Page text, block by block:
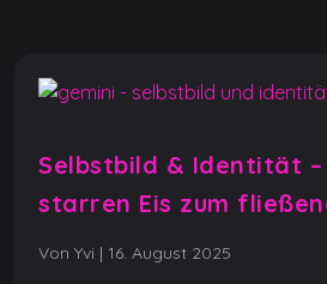
Selbstbild & Identität –
starren Eis zum
Von Yvi | 16. August 2025